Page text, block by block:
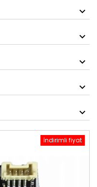
İndirimli fiyat